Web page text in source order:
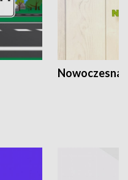
Nowoczesna